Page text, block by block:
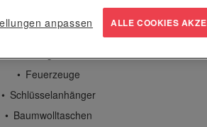
Edle Geschenke
Feuerzeuge
Schlüsselanhänger
Baumwolltaschen
anpassen ALLE COOKIES